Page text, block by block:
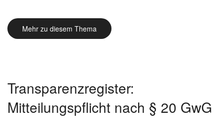
Mehr zu diesem Thema
Transparenzregister:
Mitteilungspflicht nach § 20 GwG